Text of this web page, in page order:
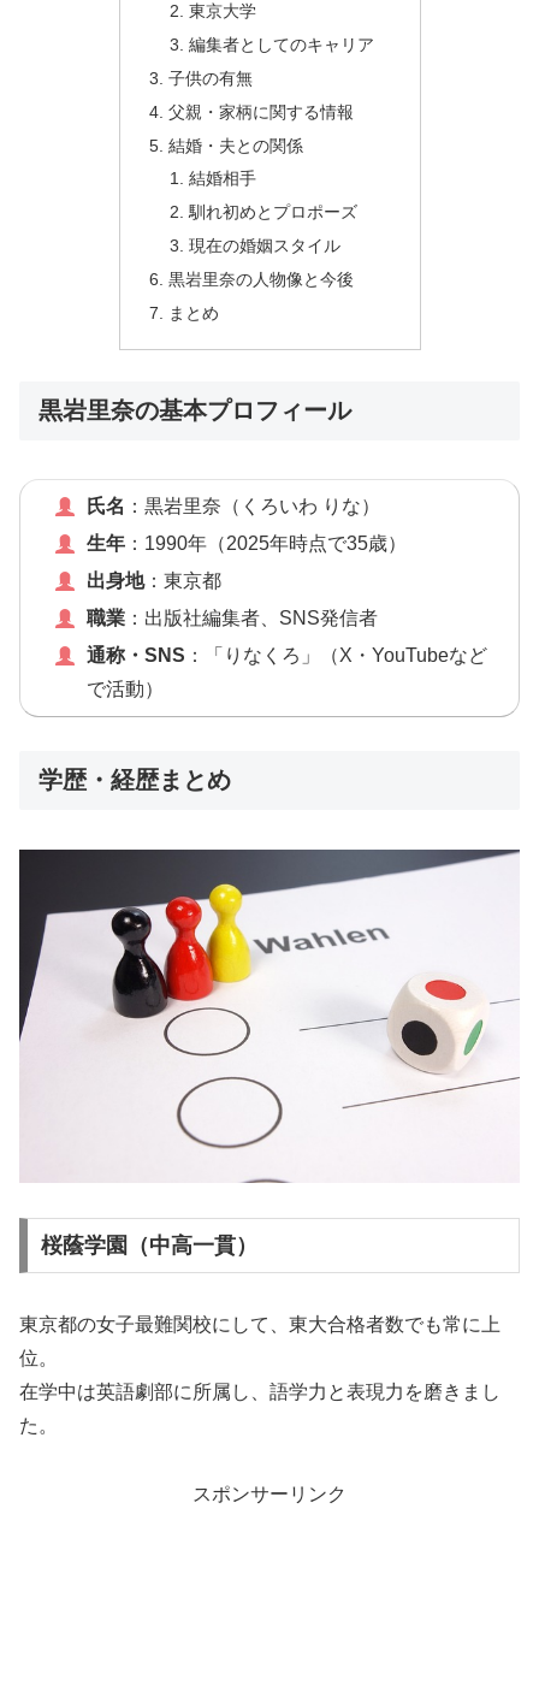
東京大学
編集者としてのキャリア
子供の有無
父親・家柄に関する情報
結婚・夫との関係
結婚相手
馴れ初めとプロポーズ
現在の婚姻スタイル
黒岩里奈の人物像と今後
まとめ
黒岩里奈の基本プロフィール
氏名 ：黒岩里奈（くろいわ りな）
生年：1990年（2025年時点で35歳）
出身地：東京都
職業：出版社編集者、SNS発信者
通称・SNS ：「りなくろ」（X・YouTubeなど
で活動）
学歴・経歴まとめ
桜蔭学園（中高一貫）
東京都の女子最難関校にして、東大合格者数でも常に上
位。
在学中は英語劇部に所属し、語学力と表現力を磨きまし
た。
スポンサーリンク